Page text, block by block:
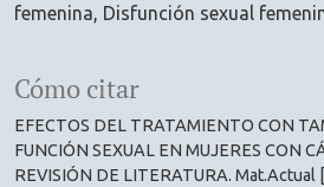
femenina Disfunción sexual
Cómo citar
EFECTOS DEL TRATAMIENTO CON
FUNCIÓN SEXUAL EN MUJERES CON
REVISIÓN DE LITERATURA. Mat.Actual